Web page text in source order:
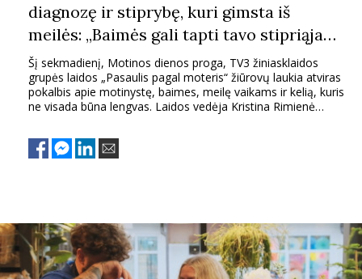
MENAS
ORAI
ĮDOMYBĖS
ISTORIJA
INTERJERAS
diagnozę ir stiprybę, kuri gimsta iš
meilės: „Baimės gali tapti tavo stipriąja
puse“
Šį sekmadienį, Motinos dienos proga, TV3 žiniasklaidos
grupės laidos „Pasaulis pagal moteris“ žiūrovų laukia atviras
pokalbis apie motinystę, baimes, meilę vaikams ir kelią, kuris
ne visada būna lengvas. Laidos vedėja Kristina Rimienė
Zvonkuvienę. Pokalbio metu žinoma moteris atvirai
papasakos, kaip ją pakeitė motinystė ir sūnaus diagnozė, ką